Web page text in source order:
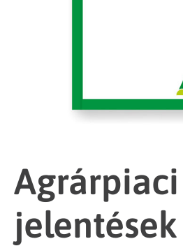
Agrárpiaci
jelentések